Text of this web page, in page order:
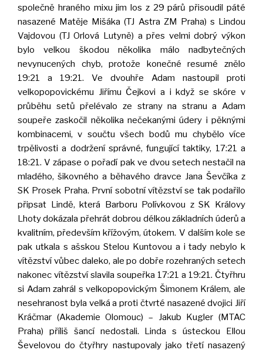
společně hraného mixu jim los z 29 párů přisoudil páté
nasazené Matěje Mišáka (TJ Astra ZM Praha) s Lindou
Vajdovou (TJ Orlová Lutyně) a přes velmi dobrý výkon
bylo velkou škodou několika málo nadbytečných
nevynucených chyb, protože konečné resumé znělo
19:21 a 19:21. Ve dvouhře Adam nastoupil proti
velkopopovickému Jiřímu Čejkovi a i když se skóre v
průběhu setů přelévalo ze strany na stranu a Adam
soupeře zaskočil několika nečekanými údery i pěknými
kombinacemi, v součtu všech bodů mu chybělo více
trpělivosti a dodržení správné, fungující taktiky, 17:21 a
18:21. V zápase o pořadí pak ve dvou setech nestačil na
mladého, šikovného a běhavého dravce Jana Ševčíka z
SK Prosek Praha. První sobotní vítězství se tak podařilo
připsat Lindě, která Barboru Polívkovou z SK Královy
Lhoty dokázala přehrát dobrou délkou základních úderů a
kvalitním, především křížovým, útokem. V dalším kole se
pak utkala s ašskou Stelou Kuntovou a i tady nebylo k
vítězství vůbec daleko, ale po dobře rozehraných setech
nakonec vítězství slavila soupeřka 17:21 a 19:21. Čtyřhru
si Adam zahrál s velkopopovickým Šimonem Králem, ale
nesehranost byla velká a proti čtvrté nasazené dvojici Jiří
Kráčmar (Akademie Olomouc) – Jakub Kugler (MTAC
Praha) příliš šancí nedostali. Linda s ústeckou Ellou
Ševelovou do čtyřhry nastupovaly jako třetí nasazený